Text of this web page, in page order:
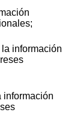
información
información